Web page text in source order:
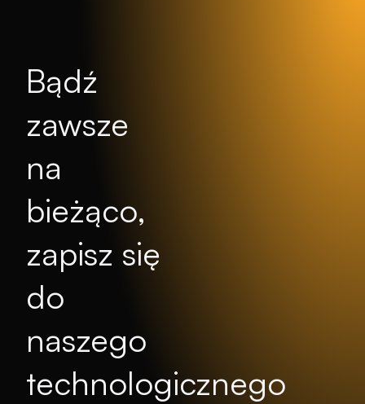
Bądź
zawsze
na
bieżąco,
zapisz się
do
naszego
technologicznego